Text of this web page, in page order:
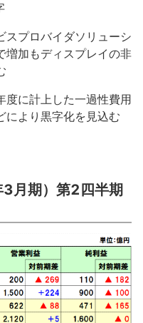
スプロバイダソリューシ
増加もディスプレイの非
度に計上した一過性費用
により黒字化を見込む
月期）第2四半期